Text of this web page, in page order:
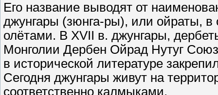
Его название выводят от
джунгары (зюнга-ры), или ойраты, в
олётами. В XVII в. джунгары,
Монголии Дербен Ойрад Нутуг
в исторической литературе
Сегодня джунгары живут на
соответственно калмыками,